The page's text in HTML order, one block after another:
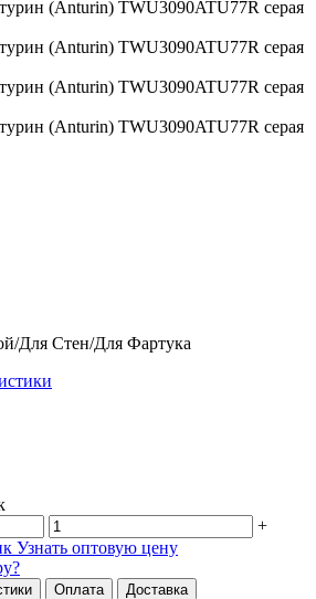
Для Стен/Для Фартука
+
Узнать оптовую цену
Оплата Доставка